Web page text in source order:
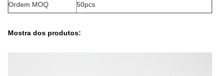
Ordem MOQ 50pcs
Mostra dos produtos: